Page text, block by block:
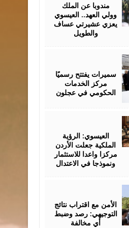
مندوبا عن الملك
وولي العهد.. العيسوي
يعزي عشيرتي عساف
والطويل
سميرات يفتتح رسميًا
مركز الخدمات
الحكومي في عجلون
2026
العيسوي: الرؤية
الملكية جعلت الأردن
مركزا واعدا للاستثمار
ونموذجا في الاعتدال
الأمن مع اقتراب نتائج
التوجيهي: رصد وضبط
أي مخالفة
2026